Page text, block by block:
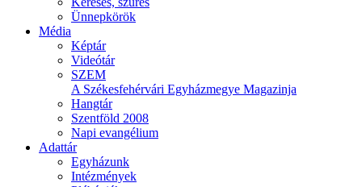
Ünnepkörök
Média
Képtár
Videótár
SZEM
A Székesfehérvári Egyházmegye Magazinja
Hangtár
Szentföld 2008
Napi evangélium
Adattár
Egyházunk
Intézmények